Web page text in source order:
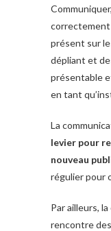
correctement
présent sur
dépliant et
présentable
en tant
La
levier pour
nouveau
régulier pour
Par ailleurs,
rencontre